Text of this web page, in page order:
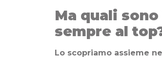
Ma quali
sempre al
Lo scopriamo assieme